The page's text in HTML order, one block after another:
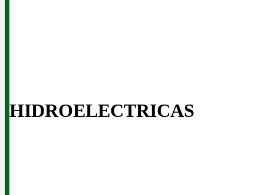
HIDROELECTRICAS